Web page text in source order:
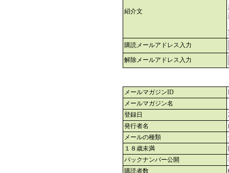
紹介文
購読メールアドレス入力
解除メールアドレス入力
メールマガジンID
メールマガジン名
登録日
発行者名
メールの種類
１８歳未満
バックナンバー公開
購読者数